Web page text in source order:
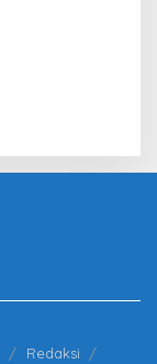
Redaksi